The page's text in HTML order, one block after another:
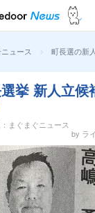
ュース > 町長選の新
挙 新人立候
まぐまぐニュース
by ラ